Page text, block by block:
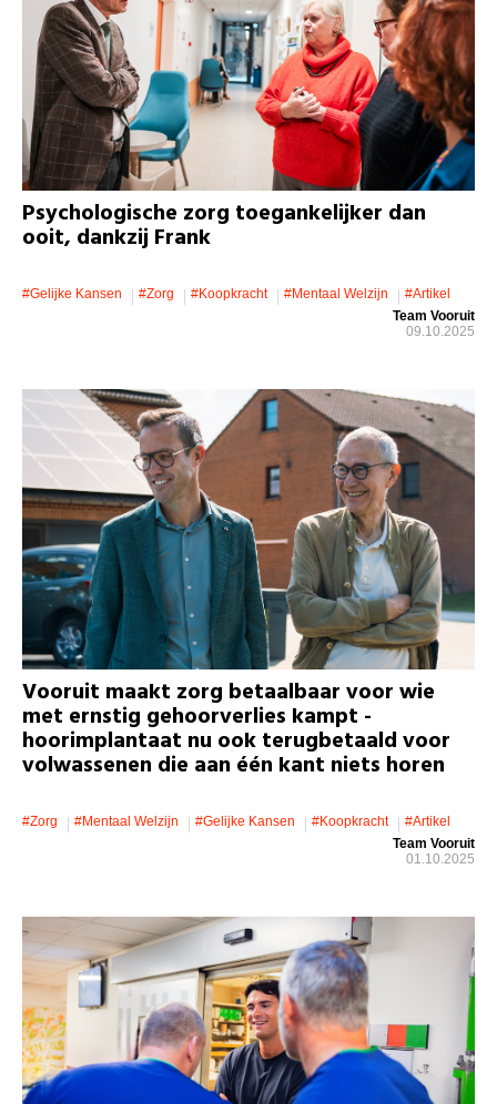
Psychologische zorg toegankelijker dan
ooit, dankzij Frank
#gelijke Kansen #zorg #koopkracht #mentaal Welzijn
#artikel
Team Vooruit
09.10.2025
Vooruit maakt zorg betaalbaar voor wie
met ernstig gehoorverlies kampt -
hoorimplantaat nu ook terugbetaald voor
volwassenen die aan één kant niets horen
#zorg #mentaal Welzijn #gelijke Kansen #koopkracht
#artikel
Team Vooruit
01.10.2025